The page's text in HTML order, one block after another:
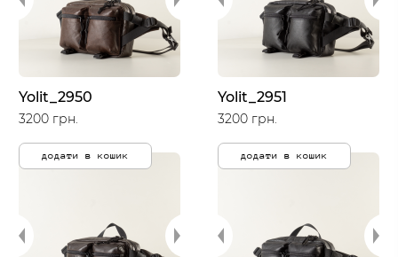
Yolit_2950
3200 грн.
додати в кошик
Yolit_2951
3200 грн.
додати в кошик